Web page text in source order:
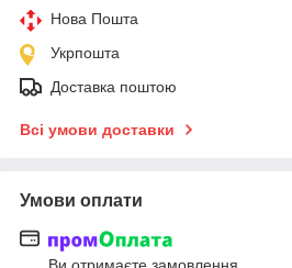
Нова Пошта
Укрпошта
Доставка поштою
Всі умови доставки
Умови оплати
Ви отримаєте замовлення